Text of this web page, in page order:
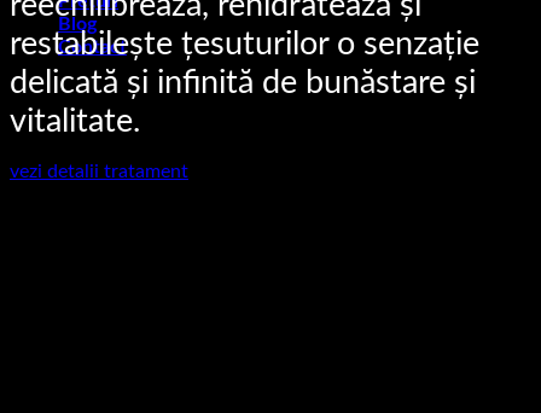
Blog
Contact
restabilește țesuturilor o senzație
delicată și infinită de bunăstare și
vitalitate.
vezi detalii tratament